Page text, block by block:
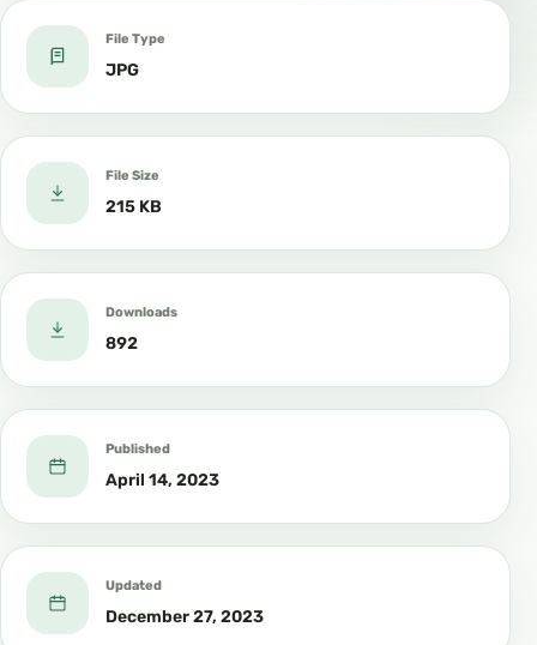
File Type
JPG
File Size
215 KB
Downloads
892
Published
April 14, 2023
Updated
December 27, 2023